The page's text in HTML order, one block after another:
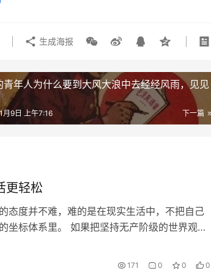
生成海报
青年人为什么要到大风大浪中去经经风雨，见见
下一篇
月9日 上午7:16
更轻松
态度并不难，难的是在现实生活中，不把自己
坐标体系里。 如果把坚持无产阶级的世界观、
实反复拷问、反复消磨的生活状态。 它不体现
171 0 0 0